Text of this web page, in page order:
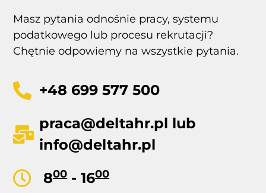
Masz pytania odnośnie pracy, systemu
podatkowego lub procesu rekrutacji?
Chętnie odpowiemy na wszystkie pytania.
+48 699 577 500
praca@deltahr.pl lub
info@deltahr.pl
800- 1600